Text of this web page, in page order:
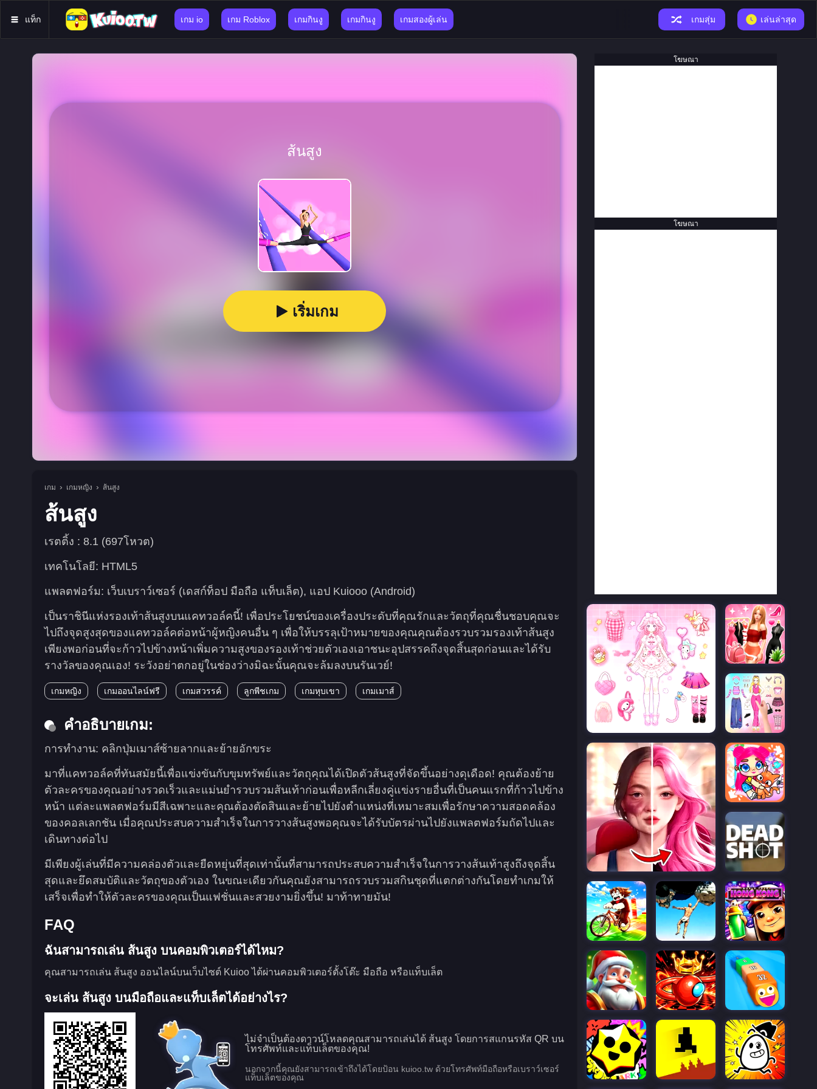
แท็ก เกม io เกม Roblox เกมกินงู เกมกินงู เกมสองผู้เล่น เกมสุ่ม เล่นล่าสุด
ส้นสูง
เริ่มเกม
เกม เกมหญิง ส้นสูง
ส้นสูง
เรตติ้ง : 8.1 (697โหวต)
เทคโนโลยี: HTML5
แพลตฟอร์ม: เว็บเบราว์เซอร์ (เดสก์ท็อป มือถือ แท็บเล็ต), แอป Kuiooo (Android)
เป็นราชินีแห่งรองเท้าส้นสูงบนแคทวอล์คนี้! เพื่อประโยชน์ของเครื่องประดับที่คุณรักและวัตถุที่คุณชื่นชอบคุณจะ
ไปถึงจุดสูงสุดของแคทวอล์คต่อหน้าผู้หญิงคนอื่น ๆ เพื่อให้บรรลุเป้าหมายของคุณคุณต้องรวบรวมรองเท้าส้นสูง
เพียงพอก่อนที่จะก้าวไปข้างหน้าเพิ่มความสูงของรองเท้าช่วยตัวเองเอาชนะอุปสรรคถึงจุดสิ้นสุดก่อนและได้รับ
รางวัลของคุณเอง! ระวังอย่าตกอยู่ในช่องว่างมิฉะนั้นคุณจะล้มลงบนรันเวย์!
เกมหญิง เกมออนไลน์ฟรี เกมสวรรค์ ลูกพีชเกม เกมหุบเขา เกมเมาส์
คำอธิบายเกม:
การทำงาน: คลิกปุ่มเมาส์ซ้ายลากและย้ายอักขระ
มาที่แคทวอล์คที่ทันสมัยนี้เพื่อแข่งขันกับขุมทรัพย์และวัตถุคุณได้เปิดตัวส้นสูงที่จัดขึ้นอย่างดุเดือด! คุณต้องย้าย
ตัวละครของคุณอย่างรวดเร็วและแม่นยำรวบรวมส้นเท้าก่อนเพื่อหลีกเลี่ยงคู่แข่งรายอื่นที่เป็นคนแรกที่ก้าวไปข้าง
หน้า แต่ละแพลตฟอร์มมีสีเฉพาะและคุณต้องตัดสินและย้ายไปยังตำแหน่งที่เหมาะสมเพื่อรักษาความสอดคล้อง
ของคอลเลกชัน เมื่อคุณประสบความสำเร็จในการวางส้นสูงพอคุณจะได้รับบัตรผ่านไปยังแพลตฟอร์มถัดไปและ
เดินทางต่อไป
มีเพียงผู้เล่นที่มีความคล่องตัวและยืดหยุ่นที่สุดเท่านั้นที่สามารถประสบความสำเร็จในการวางส้นเท้าสูงถึงจุดสิ้น
สุดและยึดสมบัติและวัตถุของตัวเอง ในขณะเดียวกันคุณยังสามารถรวบรวมสกินชุดที่แตกต่างกันโดยทำเกมให้
เสร็จเพื่อทำให้ตัวละครของคุณเป็นแฟชั่นและสวยงามยิ่งขึ้น! มาท้าทายมัน!
FAQ
ฉันสามารถเล่น ส้นสูง บนคอมพิวเตอร์ได้ไหม?
คุณสามารถเล่น ส้นสูง ออนไลน์บนเว็บไซต์ Kuioo ได้ผ่านคอมพิวเตอร์ตั้งโต๊ะ มือถือ หรือแท็บเล็ต
จะเล่น ส้นสูง บนมือถือและแท็บเล็ตได้อย่างไร?
ไม่จำเป็นต้องดาวน์โหลดคุณสามารถเล่นได้ ส้นสูง โดยการสแกนรหัส QR บน
โทรศัพท์และแท็บเล็ตของคุณ!
นอกจากนี้คุณยังสามารถเข้าถึงได้โดยป้อน kuioo.tw ด้วยโทรศัพท์มือถือหรือเบราว์เซอร์
แท็บเล็ตของคุณ
โฆษณา
โฆษณา